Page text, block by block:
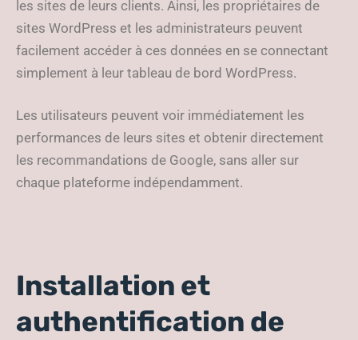
les sites de leurs clients. Ainsi, les propriétaires de
sites WordPress et les administrateurs peuvent
facilement accéder à ces données en se connectant
simplement à leur tableau de bord WordPress.
Les utilisateurs peuvent voir immédiatement les
performances de leurs sites et obtenir directement
les recommandations de Google, sans aller sur
chaque plateforme indépendamment.
Installation et
authentification de